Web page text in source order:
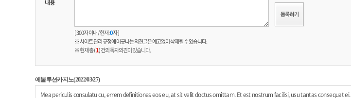
[ 300자 이내 / 현재:0자 ]
※ 사이트 관리 규정에 어긋나는 의견글은 예고없이 삭제될 수 있습니다.
※ 현재 총 (1) 건의 독자의견이 있습니다.
에볼루션카지노(2022/03/27)
Mea periculis consulatu cu, errem definitiones eos eu, at sit velit doctus omittam. Et est nostrum facilisi, usu tantas consequat ei.